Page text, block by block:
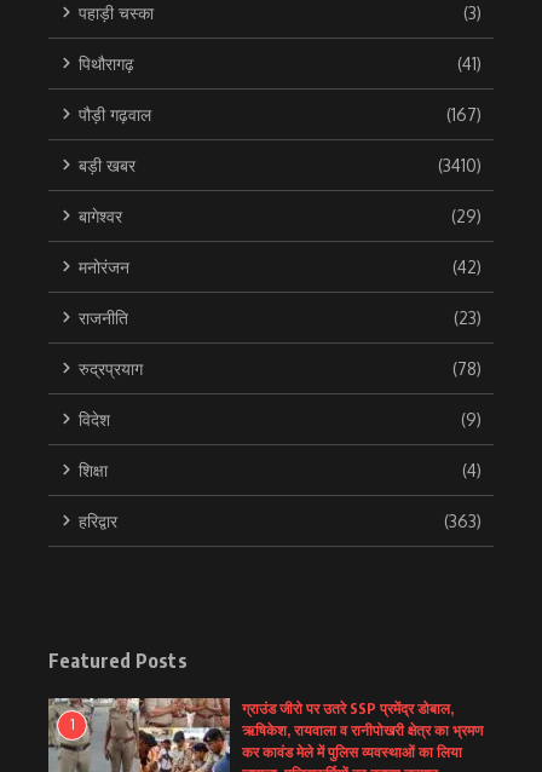
पहाड़ी चस्का (3)
पिथौरागढ़ (41)
पौड़ी गढ़वाल (167)
बड़ी खबर (3410)
बागेश्वर (29)
मनोरंजन (42)
राजनीति (23)
रुद्रप्रयाग (78)
विदेश (9)
शिक्षा (4)
हरिद्वार (363)
Featured Posts
1
ग्राउंड जीरो पर उतरे SSP प्रमेंद्र डोबाल,
ऋषिकेश, रायवाला व रानीपोखरी क्षेत्र का भ्रमण
कर कावंड मेले में पुलिस व्यवस्थाओं का लिया